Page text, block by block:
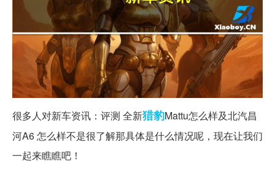
很多人对新车资讯：评测 全新猎豹Mattu怎么样及北汽昌
河A6 怎么样不是很了解那具体是什么情况呢，现在让我们
一起来瞧瞧吧！